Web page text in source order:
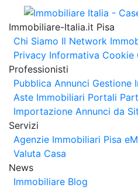
Immobiliare-Italia.it Pisa
Chi Siamo Il Network
Privacy Informativa Cookie
Professionisti
Pubblica Annunci Gestione
Aste Immobiliari Portali
Importazione Annunci da
Servizi
Agenzie Immobiliari Pisa
Valuta Casa
News
Immobiliare Blog